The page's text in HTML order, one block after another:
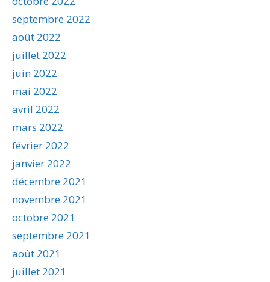
septembre 2022
août 2022
juillet 2022
juin 2022
mai 2022
avril 2022
mars 2022
février 2022
janvier 2022
décembre 2021
novembre 2021
octobre 2021
septembre 2021
août 2021
juillet 2021